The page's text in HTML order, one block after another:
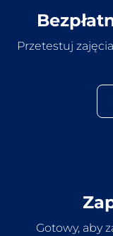
Przetestuj
Gotowy, aby